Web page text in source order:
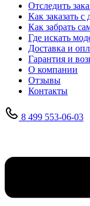
Отследить
Как заказать с
Как забрать
Где искать
Доставка и
Гарантия и
О компании
Отзывы
Контакты
8 499 553-06-03